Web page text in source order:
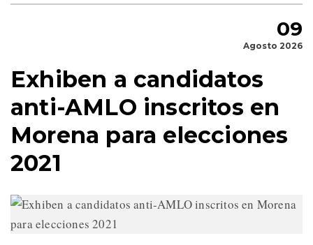
09
Agosto 2026
Exhiben a candidatos
anti-AMLO inscritos en
Morena para elecciones
2021